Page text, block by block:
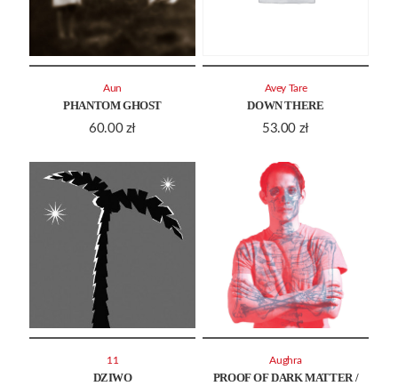
PHANTOM GHOST
60.00 zł
Aun
DOWN THERE
53.00 zł
Avey Tare
DZIWO
11
PROOF OF DARK MATTER /
Aughra